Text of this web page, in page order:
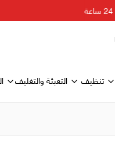
تنظيف التعبئة والتغليف